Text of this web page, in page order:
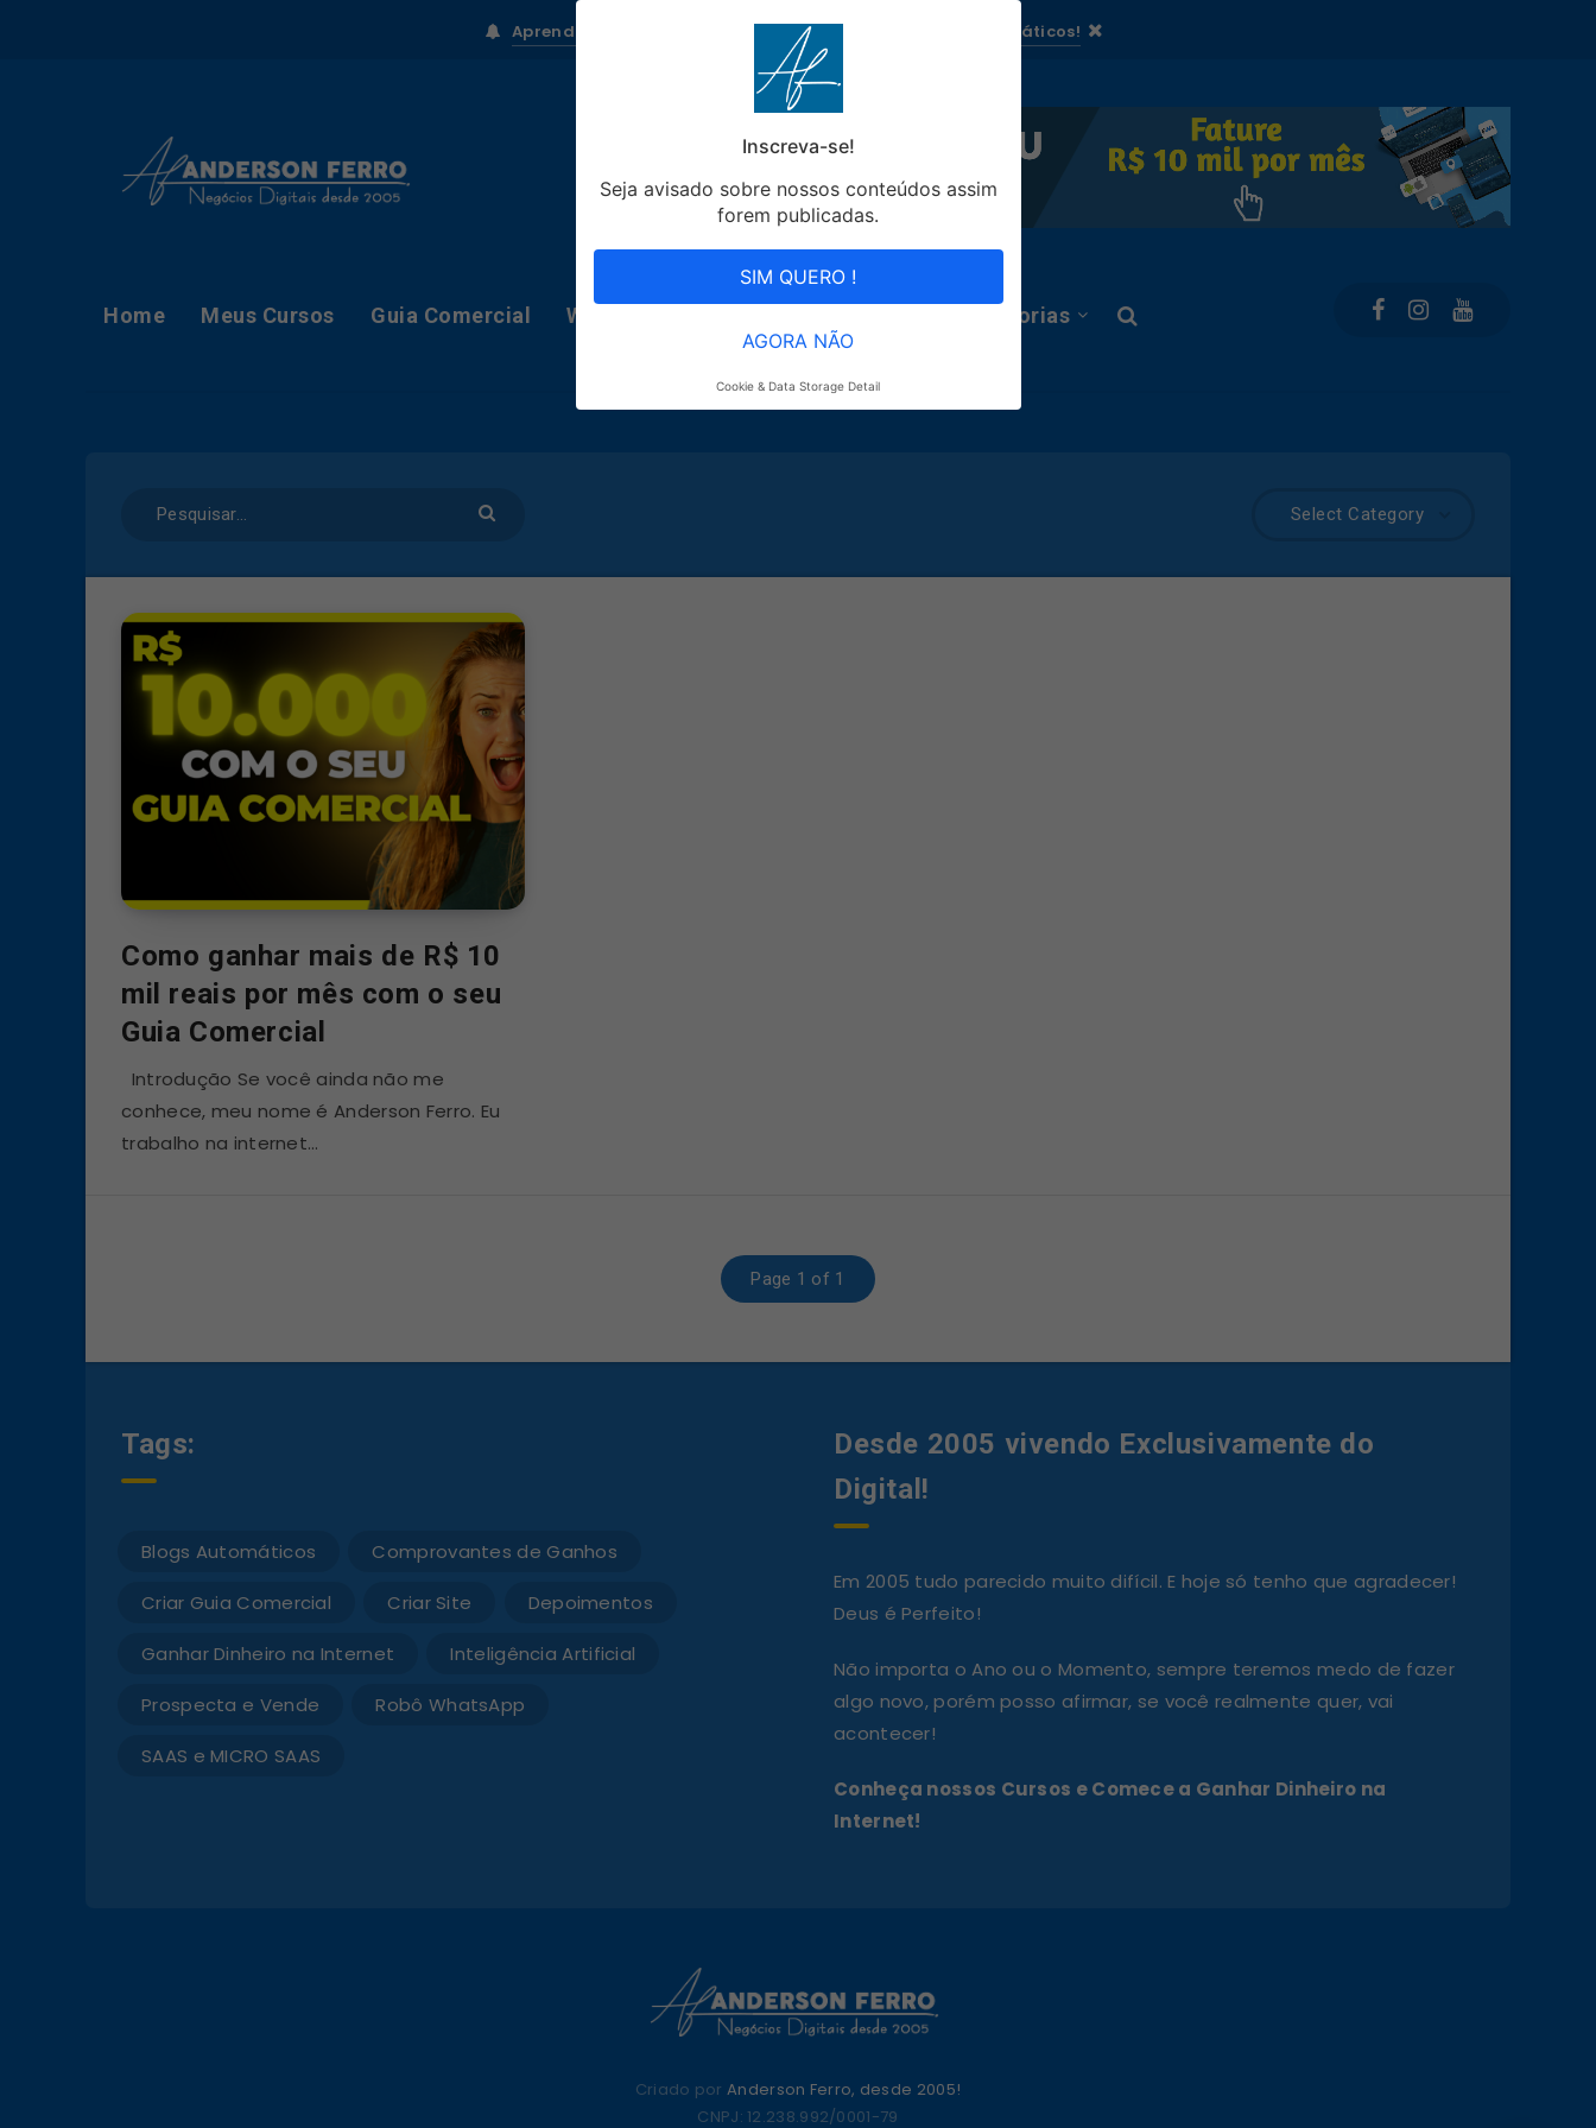
Aprenda como Ganhar Dinheiro todo dia com Blogs Automáticos!
Home Meus Cursos Guia Comercial WhatsRobô Categorias
Select Category
Como ganhar mais de R$ 10
mil reais por mês com o seu
Guia Comercial
Introdução Se você ainda não me
conhece, meu nome é Anderson Ferro. Eu
trabalho na internet…
Page 1 of 1
Tags:
Blogs Automáticos Comprovantes de Ganhos
Criar Guia Comercial Criar Site Depoimentos
Ganhar Dinheiro na Internet Inteligência Artificial
Prospecta e Vende Robô WhatsApp
SAAS e MICRO SAAS
Desde 2005 vivendo Exclusivamente do
Digital!
Em 2005 tudo parecido muito difícil. E hoje só tenho que agradecer!
Deus é Perfeito!
Não importa o Ano ou o Momento, sempre teremos medo de fazer
algo novo, porém posso afirmar, se você realmente quer, vai
acontecer!
Conheça nossos Cursos e Comece a Ganhar Dinheiro na
Internet!
Criado porAnderson Ferro, desde 2005!
CNPJ: 12.238.992/0001-79
Inscreva-se!
Seja avisado sobre nossos conteúdos assim
forem publicadas.
SIM QUERO !
AGORA NÃO
Cookie & Data Storage Detail